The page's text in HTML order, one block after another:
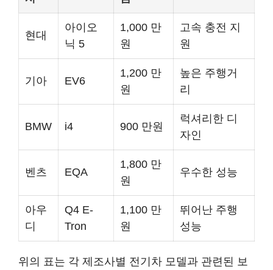
현대
아이오
닉 5
1,000 만
원
고속 충전 지
원
기아 EV6
1,200 만
원
높은 주행거
리
BMW i4 900 만원
럭셔리한 디
자인
벤츠 EQA
1,800 만
원
우수한 성능
아우
디
Q4 E-
Tron
1,100 만
원
뛰어난 주행
성능
위의 표는 각 제조사별 전기차 모델과 관련된 보